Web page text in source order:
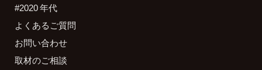
#2020 年代
よくあるご質問
お問い合わせ
取材のご相談